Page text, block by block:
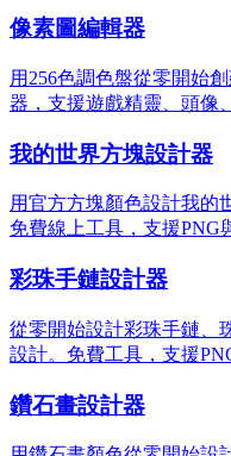
像素圖編輯器
用256色調色盤從零開始
器，支援遊戲精靈、頭像
我的世界方塊設計器
用官方方塊顏色設計我的
免費線上工具，支援PNG
彩珠手鏈設計器
從零開始設計彩珠手鏈、
設計。免費工具，支援
鑽石畫設計器